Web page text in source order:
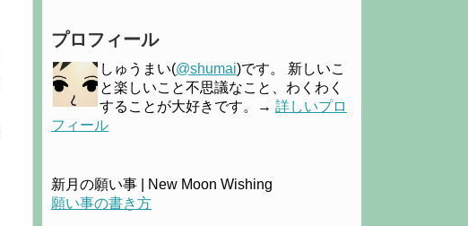
プロフィール
しゅうまい(@shumai)です。 新しいこ
と楽しいこと不思議なこと、わくわく
することが大好きです。→ 詳しいプロ
フィール
新月の願い事 | New Moon Wishing
願い事の書き方